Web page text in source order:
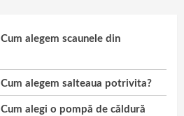
Cum alegem scaunele din
Cum alegem salteaua potrivita?
Cum alegi o pompă de căldură